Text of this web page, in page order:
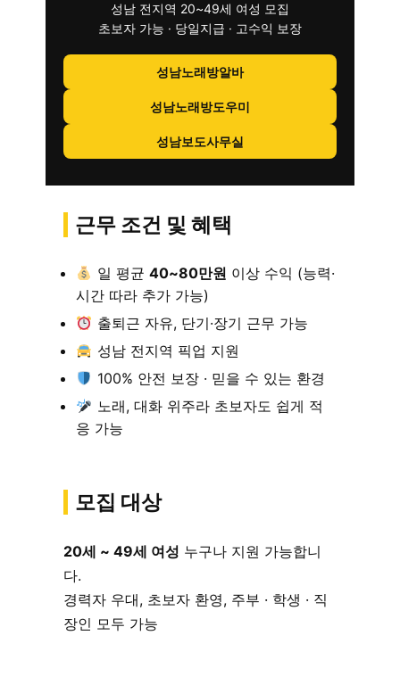
성남 전지역 20~49세 여성 모집
초보자 가능 · 당일지급 · 고수익 보장
성남노래방알바
성남노래방도우미
성남보도사무실
근무 조건 및 혜택
일 평균 40~80만원 이상 수익 (능력·
시간 따라 추가 가능)
출퇴근 자유, 단기·장기 근무 가능
성남 전지역 픽업 지원
100% 안전 보장 · 믿을 수 있는 환경
노래, 대화 위주라 초보자도 쉽게 적
응 가능
모집 대상
20세 ~ 49세 여성 누구나 지원 가능합니
다.
경력자 우대, 초보자 환영, 주부 · 학생 · 직
장인 모두 가능